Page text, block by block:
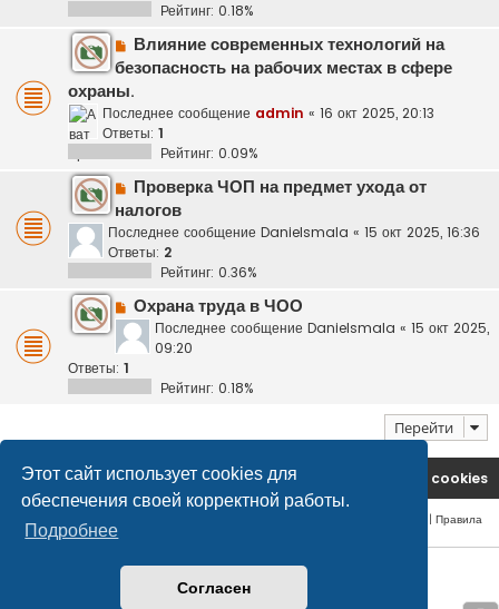
Этот сайт использует cookies для
обеспечения своей корректной работы.
Подробнее
Согласен
Рейтинг: 0.18%
Влияние современных технологий на
безопасность на рабочих местах в сфере
охраны.
Последнее сообщение admin « 16 окт 2025, 20:13
Ответы: 1
Рейтинг: 0.09%
Проверка ЧОП на предмет ухода от
налогов
Последнее сообщение Danielsmala « 15 окт 2025, 16:36
Ответы: 2
Рейтинг: 0.36%
Охрана труда в ЧОО
Последнее сообщение Danielsmala « 15 окт 2025,
09:20
Ответы: 1
Рейтинг: 0.18%
Перейти
На главную Удалить cookies
| Правила
© safetlaw.ru - охрана и безопасность, 2013-2026